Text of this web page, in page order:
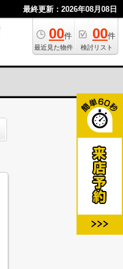
最終更新：2026年08月08日
00件
最近見た物件
00件
検討リスト